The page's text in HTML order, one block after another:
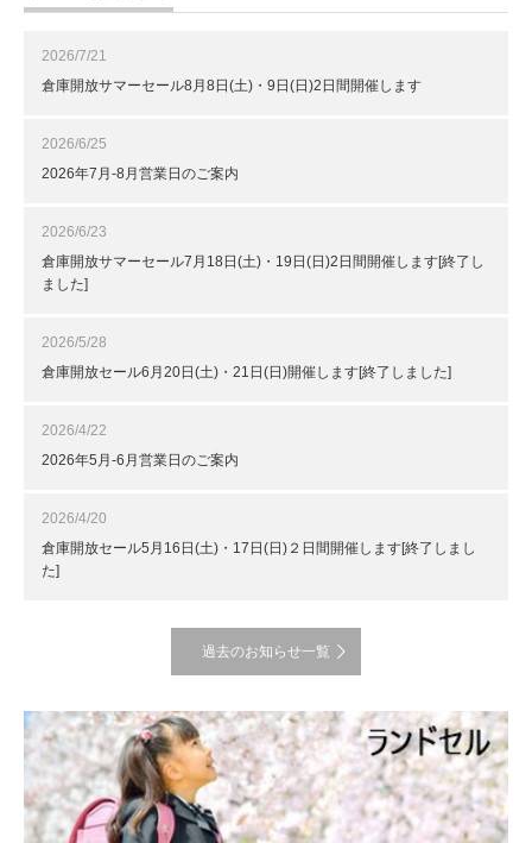
2026/7/21
倉庫開放サマーセール8月8日(土)・9日(日)2日間開催します
2026/6/25
2026年7月-8月営業日のご案内
2026/6/23
倉庫開放サマーセール7月18日(土)・19日(日)2日間開催します[終了し
ました]
2026/5/28
倉庫開放セール6月20日(土)・21日(日)開催します[終了しました]
2026/4/22
2026年5月-6月営業日のご案内
2026/4/20
倉庫開放セール5月16日(土)・17日(日)２日間開催します[終了しまし
た]
過去のお知らせ一覧